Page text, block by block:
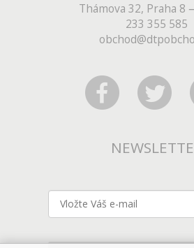
Thámova 32, Praha 8
233 355 585